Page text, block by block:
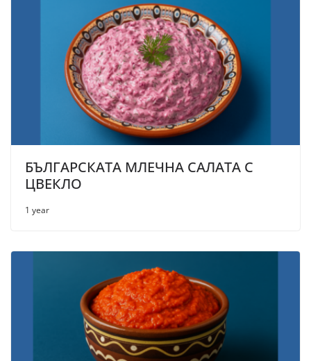
БЪЛГАРСКАТА МЛЕЧНА САЛАТА С
ЦВЕКЛО
1 year